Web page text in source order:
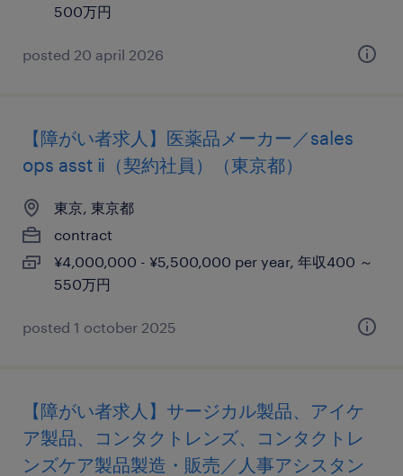
500万円
posted 20 april 2026
【障がい者求人】医薬品メーカー／sales
ops asst ⅱ（契約社員）（東京都）
東京, 東京都
contract
¥4,000,000 - ¥5,500,000 per year, 年収400 ～
550万円
posted 1 october 2025
【障がい者求人】サージカル製品、アイケ
ア製品、コンタクトレンズ、コンタクトレ
ンズケア製品製造・販売／人事アシスタン